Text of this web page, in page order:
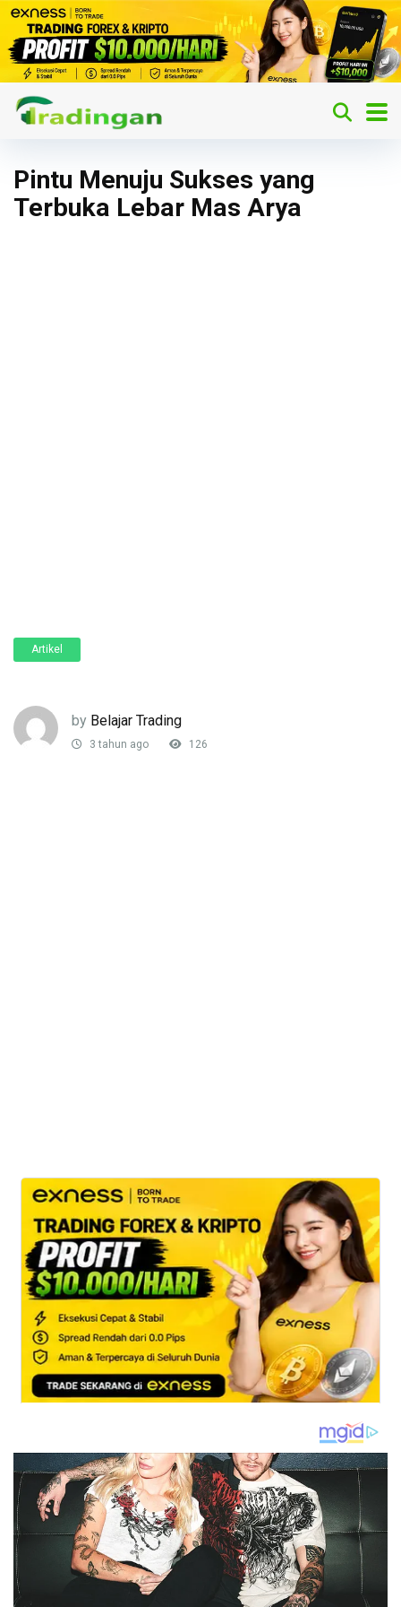
Pintu Menuju Sukses yang
Terbuka Lebar Mas Arya
Artikel
by Belajar Trading
3 tahun ago 126